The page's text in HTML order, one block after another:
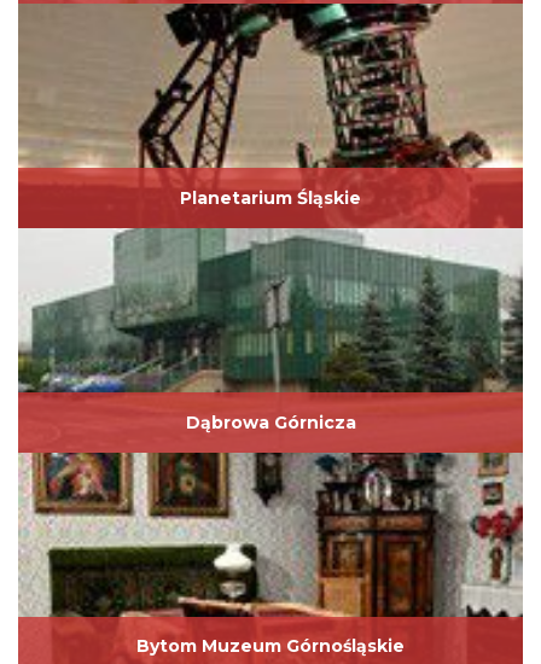
Planetarium Śląskie
Dąbrowa Górnicza
Bytom Muzeum Górnośląskie